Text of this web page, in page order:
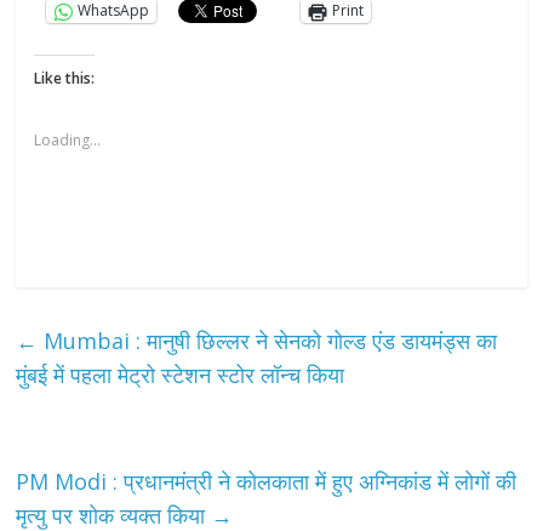
WhatsApp Print
Like this:
Loading...
← Mumbai : मानुषी छिल्लर ने सेनको गोल्ड एंड डायमंड्स का
मुंबई में पहला मेट्रो स्टेशन स्टोर लॉन्च किया
PM Modi : प्रधानमंत्री ने कोलकाता में हुए अग्निकांड में लोगों की
मृत्यु पर शोक व्यक्त किया →